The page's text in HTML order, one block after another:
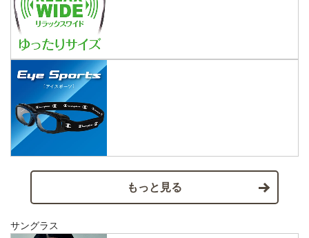
もっと見る
サングラス